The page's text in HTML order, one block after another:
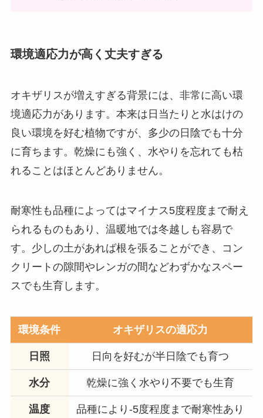
環境適応力が高く丈夫すぎる
オキザリスが増えすぎる背景には、非常に高い環
境適応力があります。本来は日当たりと水はけの
良い環境を好む植物ですが、多少の日陰でも十分
に育ちます。乾燥にも強く、水やりを忘れても枯
れることはほとんどありません。
耐寒性も品種によってはマイナス5度程度まで耐え
られるものもあり、温暖地では冬越しも容易で
す。少しの土があれば根を張ることができ、コン
クリートの隙間やレンガの間などわずかなスペー
スでも生育します。
環境条件 オキザリスの適応力
日照 日向を好むが半日陰でも育つ
水分 乾燥に強く水やり不要でも生育
温度 品種により-5度程度まで耐寒性あり